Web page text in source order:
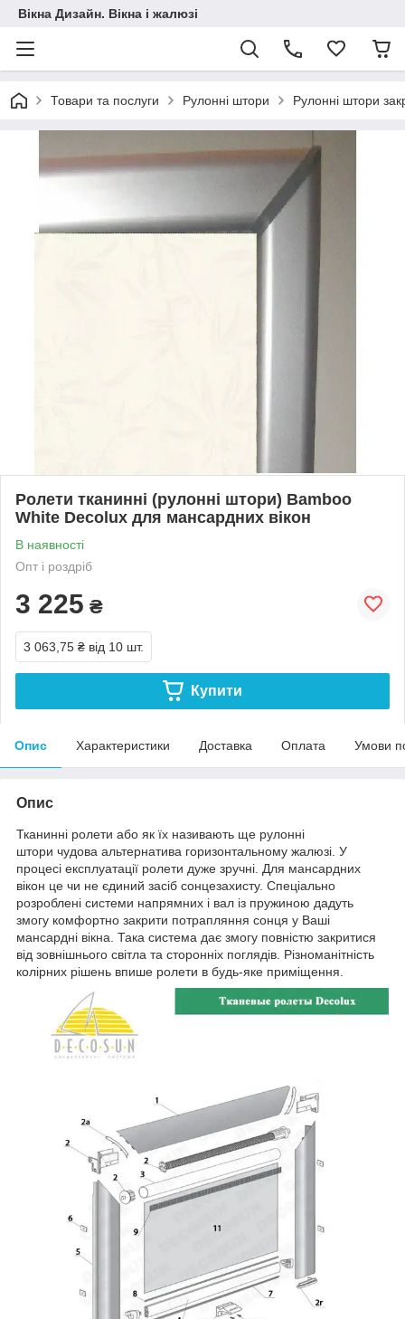
Вікна Дизайн. Вікна і жалюзі
Товари та послуги Рулонні штори Рулонні штори
Ролети тканинні (рулонні штори) Bamboo
White Decolux для мансардних вікон
В наявності
Опт і роздріб
3 225 ₴
3 063,75 ₴ від 10 шт.
Купити
Опис Характеристики Доставка Оплата Умови
Опис
Тканинні ролети або як їх називають ще рулонні
штори чудова альтернатива горизонтальному жалюзі. У
процесі експлуатації ролети дуже зручні. Для мансардних
вікон це чи не єдиний засіб сонцезахисту. Спеціально
розроблені системи напрямних і вал із пружиною дадуть
змогу комфортно закрити потрапляння сонця у Ваші
мансардні вікна. Така система дає змогу повністю закритися
від зовнішнього світла та сторонніх поглядів. Різноманітність
колірних рішень впише ролети в будь-яке приміщення.